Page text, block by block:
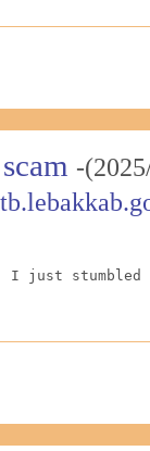
-
I just